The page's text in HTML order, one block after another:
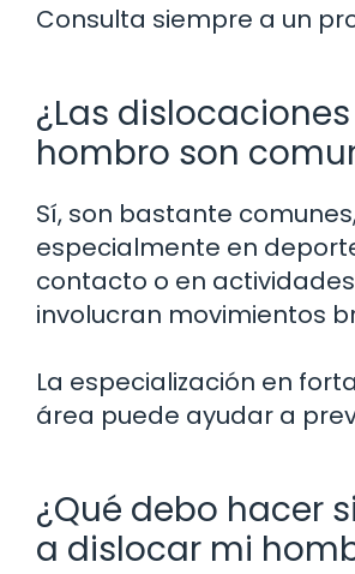
Consulta siempre a un
¿Las
hombro son
Sí, son bastante
especialmente en
contacto o en
involucran movimientos
La especialización en
área puede ayudar a
¿Qué debo hacer
a dislocar mi